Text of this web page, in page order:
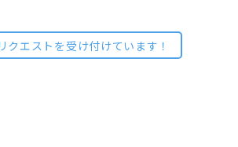
クエストを受け付けています！